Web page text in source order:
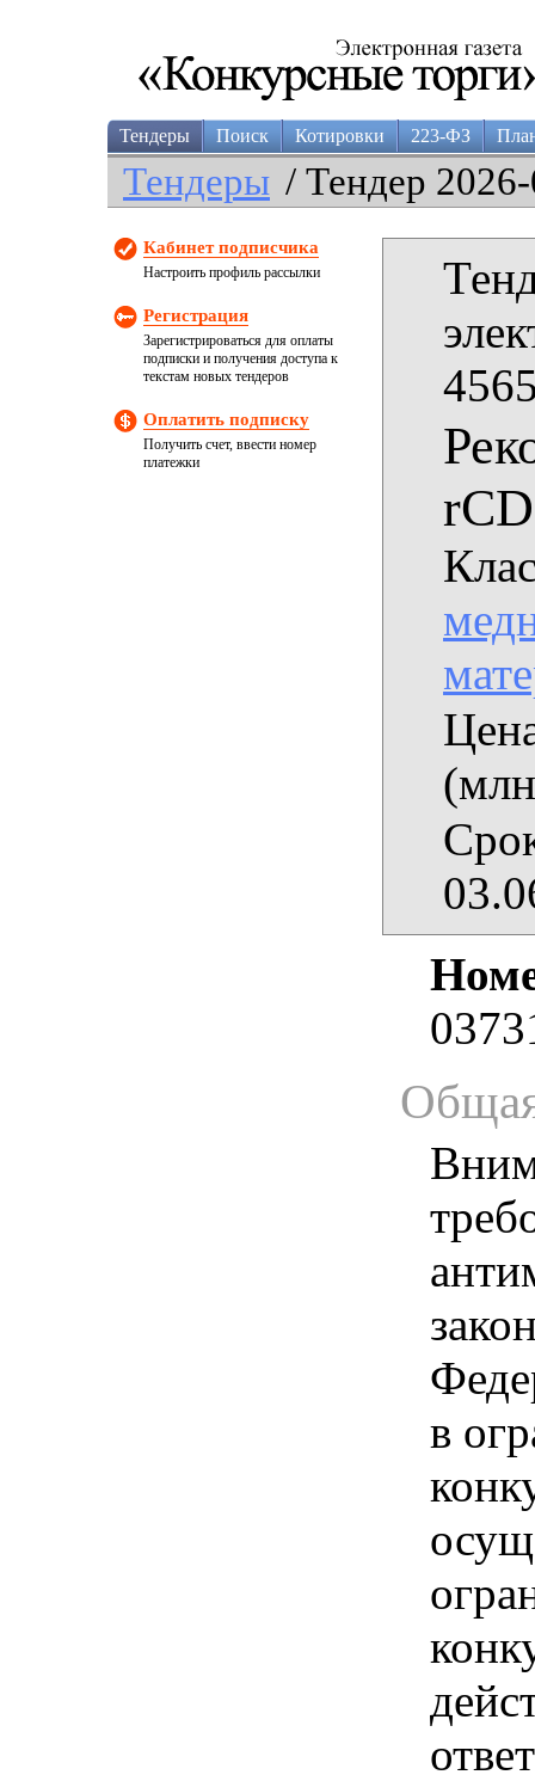
Тендеры Поиск Котировки 223-ФЗ
Тендеры / Тендер
Кабинет подписчика
Настроить профиль рассылки
Регистрация
Зарегистрироваться для оплаты
подписки и получения доступа к
текстам новых тендеров
Оплатить подписку
Получить счет, ввести номер
платежки
в